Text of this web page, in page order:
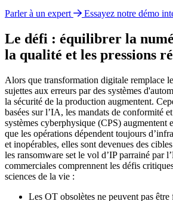
Parler à un expert
Essayez notre démo
Le défi : équilibrer la
la qualité et les pressions
Alors que transformation digitale remplace
sujettes aux erreurs par des systèmes
la sécurité de la production augmentent.
basées sur l’IA, les mandats de conformité
systèmes cyberphysique (CPS) augmentent
que les opérations dépendent toujours
et inopérables, elles sont devenues des
les ransomware set le vol d’IP parrainé par
commerciales comprennent les défis
sciences de la vie :
Les OT obsolètes ne peuvent pas